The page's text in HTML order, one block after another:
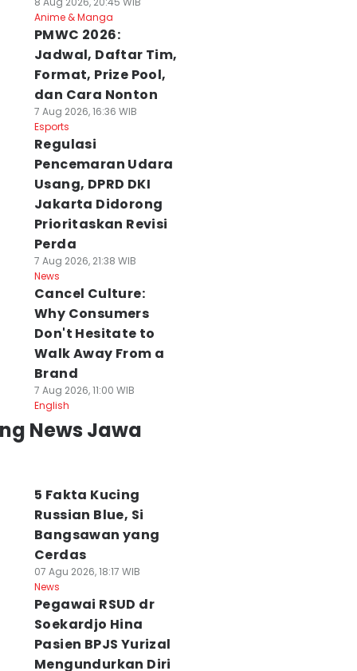
Anime & Manga
PMWC 2026:
Jadwal, Daftar Tim,
Format, Prize Pool,
dan Cara Nonton
7 Aug 2026, 16:36 WIB
Esports
Regulasi
Pencemaran Udara
Usang, DPRD DKI
Jakarta Didorong
Prioritaskan Revisi
Perda
7 Aug 2026, 21:38 WIB
News
Cancel Culture:
Why Consumers
Don't Hesitate to
Walk Away From a
Brand
7 Aug 2026, 11:00 WIB
English
News Jawa
5 Fakta Kucing
Russian Blue, Si
Bangsawan yang
Cerdas
07 Agu 2026, 18:17 WIB
News
Pegawai RSUD dr
Soekardjo Hina
Pasien BPJS Yurizal
Mengundurkan Diri